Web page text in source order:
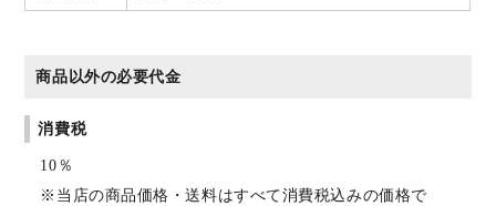
商品以外の必要代金
消費税
10％
※当店の商品価格・送料はすべて消費税込みの価格で